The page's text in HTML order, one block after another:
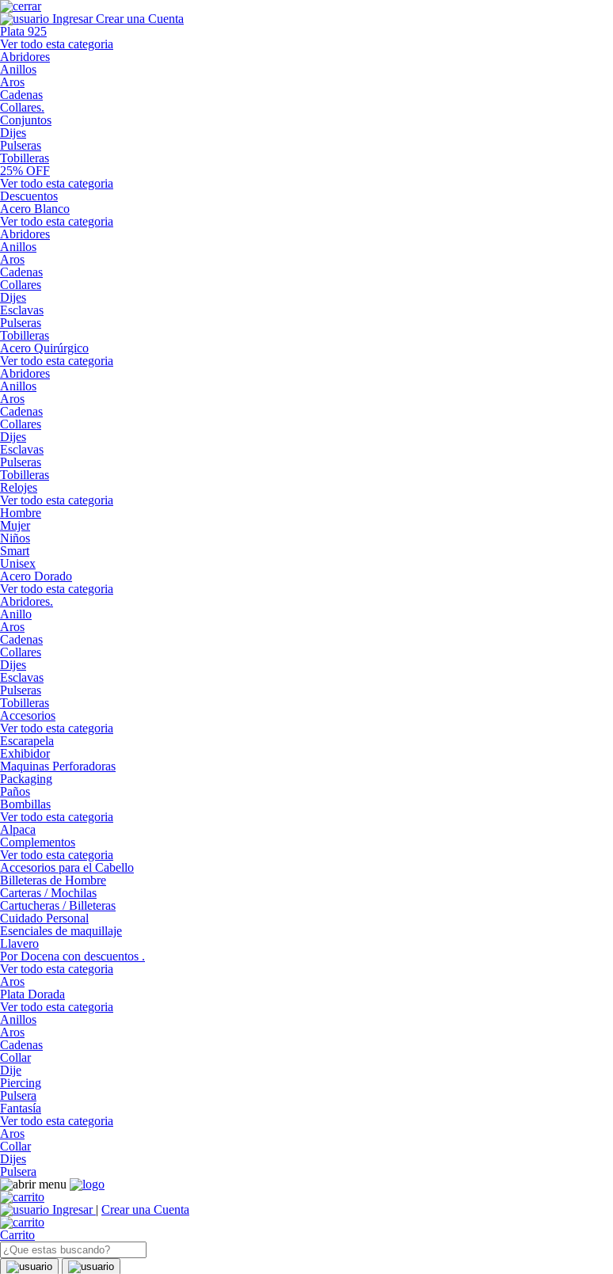
Ingresar Crear una Cuenta
Plata 925
Ver todo esta categoria
Abridores
Anillos
Aros
Cadenas
Collares.
Conjuntos
Dijes
Pulseras
Tobilleras
25% OFF
Ver todo esta categoria
Descuentos
Acero Blanco
Ver todo esta categoria
Abridores
Anillos
Aros
Cadenas
Collares
Dijes
Esclavas
Pulseras
Tobilleras
Acero Quirúrgico
Ver todo esta categoria
Abridores
Anillos
Aros
Cadenas
Collares
Dijes
Esclavas
Pulseras
Tobilleras
Relojes
Ver todo esta categoria
Hombre
Mujer
Niños
Smart
Unisex
Acero Dorado
Ver todo esta categoria
Abridores.
Anillo
Aros
Cadenas
Collares
Dijes
Esclavas
Pulseras
Tobilleras
Accesorios
Ver todo esta categoria
Escarapela
Exhibidor
Maquinas Perforadoras
Packaging
Paños
Bombillas
Ver todo esta categoria
Alpaca
Complementos
Ver todo esta categoria
Accesorios para el Cabello
Billeteras de Hombre
Carteras / Mochilas
Cartucheras / Billeteras
Cuidado Personal
Esenciales de maquillaje
Llavero
Por Docena con descuentos .
Ver todo esta categoria
Aros
Plata Dorada
Ver todo esta categoria
Anillos
Aros
Cadenas
Collar
Dije
Piercing
Pulsera
Fantasía
Ver todo esta categoria
Aros
Collar
Dijes
Pulsera
Ingresar | Crear una Cuenta
Carrito